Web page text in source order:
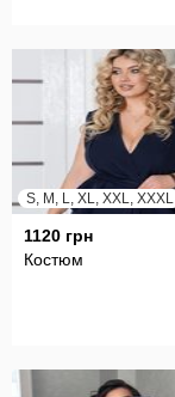
S, M, L, XL, XXL, XXXL
1120 грн
Костюм